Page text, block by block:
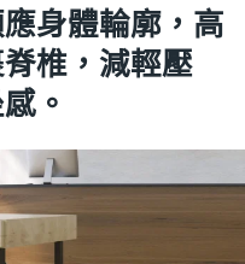
身體輪廓，高
椎，減輕壓
。